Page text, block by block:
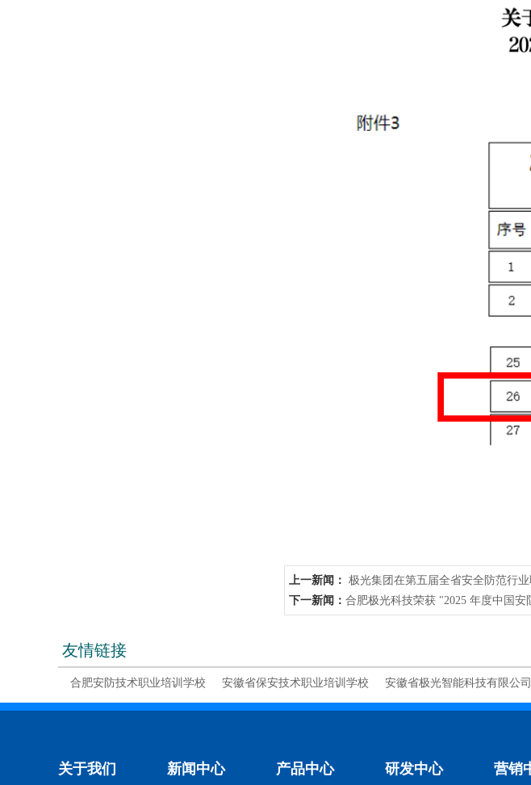
上一新闻： 极光集团在第五届全省安全防范行
下一新闻： 合肥极光科技荣获 "2025 年度中国
友情链接
合肥安防技术职业培训学校 安徽省保安技术职业培训学校 安徽省极光智能科技有限公司
关于我们 新闻中心 产品中心 研发中心 营销